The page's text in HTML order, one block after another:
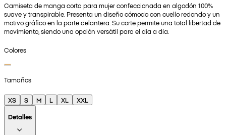
Camiseta de manga corta para mujer confeccionada en algodón 100%
suave y transpirable. Presenta un diseño cómodo con cuello redondo y un
motivo gráfico en la parte delantera. Su corte permite una total libertad de
movimiento, siendo una opción versátil para el día a día.
Colores
Tamaños
XS S M L XL
XXL
Detalles